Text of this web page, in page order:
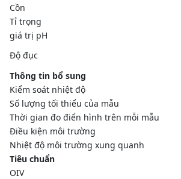
Cồn
Tỉ trọng
giá trị pH
Độ đục
Thông tin bổ sung
Kiểm soát nhiệt độ
Số lượng tối thiểu của mẫu
Thời gian đo điển hình trên mỗi mẫu
Điều kiện môi trường
Nhiệt độ môi trường xung quanh
Tiêu chuẩn
OIV